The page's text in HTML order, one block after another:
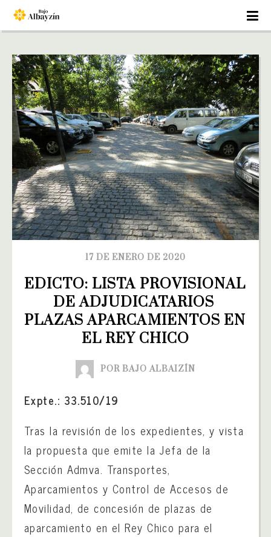
17 DE ENERO DE 2020
EDICTO: LISTA PROVISIONAL
DE ADJUDICATARIOS
PLAZAS APARCAMIENTOS EN
EL REY CHICO
POR BAJO ALBAIZÍN
Expte.: 33.510/19
Tras la revisión de los expedientes, y vista
la propuesta que emite la Jefa de la
Sección Admva. Transportes,
Aparcamientos y Control de Accesos de
Movilidad, de concesión de plazas de
aparcamiento en el Rey Chico para el